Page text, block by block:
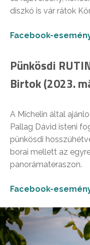
diszkó is vár rátok
Facebook-
Pünkösdi
Birtok (2023.
A Michelin által
Pallag Dávid isteni
pünkösdi
borai mellett az
panorámateraszon.
Facebook-